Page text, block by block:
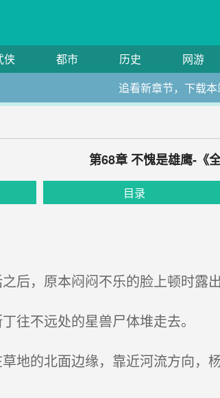
侠 都市 历史 网游
追看新章节，下载
第68章 不愧是雄鹰-《
目录
后，原本闷闷不乐的脸上顿时露
往不远处的星兽尸体堆走去。
地的北面边缘，靠近河流方向，